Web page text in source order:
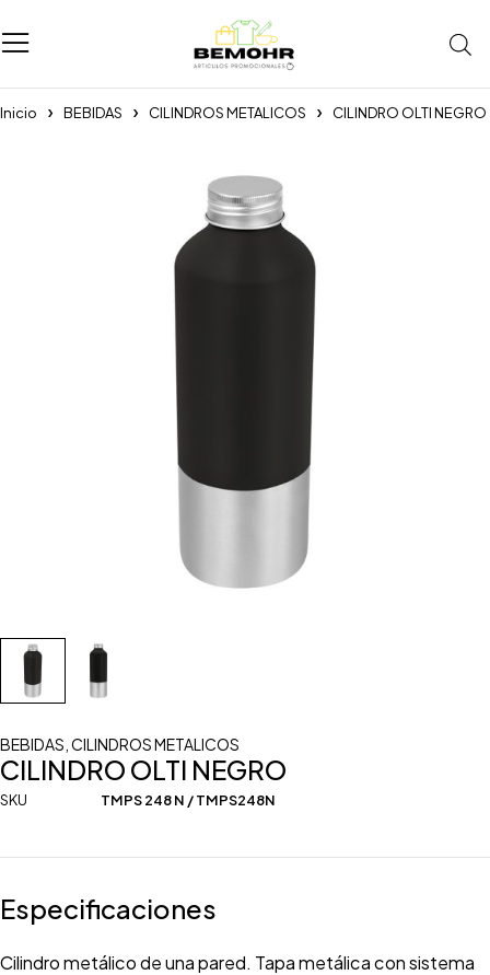
Inicio BEBIDAS CILINDROS METALICOS CILINDRO OLTI NEGRO
BEBIDAS CILINDROS METALICOS
CILINDRO OLTI NEGRO
SKU TMPS 248 N / TMPS248N
Especificaciones
Cilindro metálico de una pared. Tapa metálica con sistema